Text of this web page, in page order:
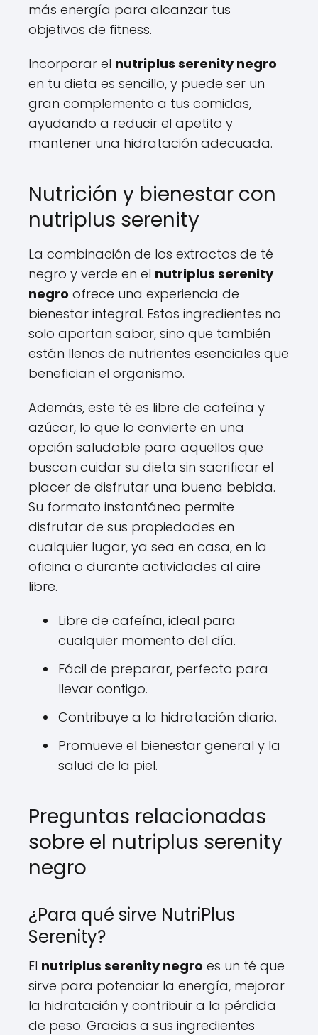
más energía para alcanzar tus
objetivos de fitness.
Incorporar el nutriplus serenity negro
en tu dieta es sencillo, y puede ser un
gran complemento a tus comidas,
ayudando a reducir el apetito y
mantener una hidratación adecuada.
Nutrición y bienestar con
nutriplus serenity
La combinación de los extractos de té
negro y verde en el nutriplus serenity
negro ofrece una experiencia de
bienestar integral. Estos ingredientes no
solo aportan sabor, sino que también
están llenos de nutrientes esenciales que
benefician el organismo.
Además, este té es libre de cafeína y
azúcar, lo que lo convierte en una
opción saludable para aquellos que
buscan cuidar su dieta sin sacrificar el
placer de disfrutar una buena bebida.
Su formato instantáneo permite
disfrutar de sus propiedades en
cualquier lugar, ya sea en casa, en la
oficina o durante actividades al aire
libre.
Libre de cafeína, ideal para
cualquier momento del día.
Fácil de preparar, perfecto para
llevar contigo.
Contribuye a la hidratación diaria.
Promueve el bienestar general y la
salud de la piel.
Preguntas relacionadas
sobre el nutriplus serenity
negro
¿Para qué sirve NutriPlus
Serenity?
El nutriplus serenity negro es un té que
sirve para potenciar la energía, mejorar
la hidratación y contribuir a la pérdida
de peso. Gracias a sus ingredientes